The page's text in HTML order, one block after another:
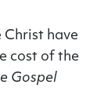
Christ have
cost of the
Gospel